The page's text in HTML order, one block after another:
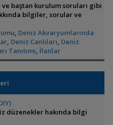
ve baştan kurulum soruları gibi
bilgiler, sorular ve
, Deniz Akvaryumlarında
, Deniz Canlıları, Deniz
Tanıtımı, İlanlar
düzenekler hakında bilgi